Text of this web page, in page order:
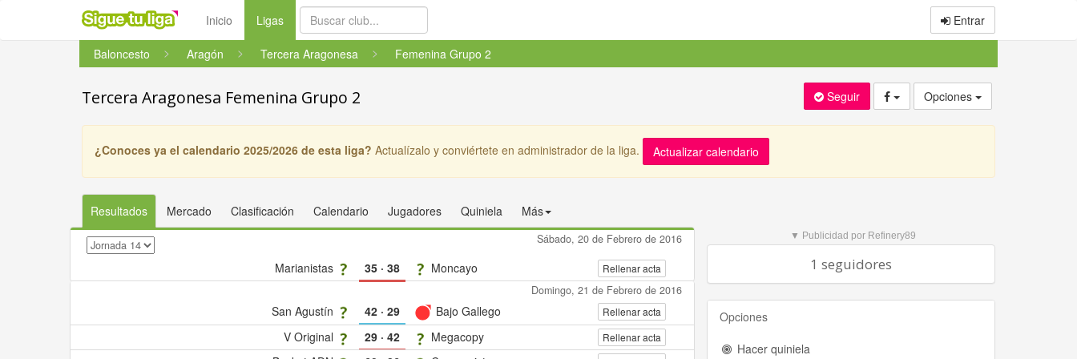
Inicio Ligas(current) Entrar
Baloncesto Aragón Tercera Aragonesa Femenina Grupo 2
Tercera Aragonesa Femenina Grupo 2 Seguir Opciones
¿Conoces ya el calendario 2025/2026 de esta liga? Actualízalo y conviértete en administrador de la liga. Actualizar calendario
Resultados Mercado Clasificación Calendario Jugadores Quiniela Más
Sábado, 20 de Febrero de 2016
Marianistas 35· 38 Moncayo Rellenar acta
Domingo, 21 de Febrero de 2016
San Agustín 42· 29 Bajo Gallego Rellenar acta
V Original 29· 42 Megacopy Rellenar acta
▼ Publicidad por Refinery89
1 seguidores
Opciones
Hacer quiniela